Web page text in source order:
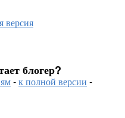
версия
блогер?
-к полной версии -